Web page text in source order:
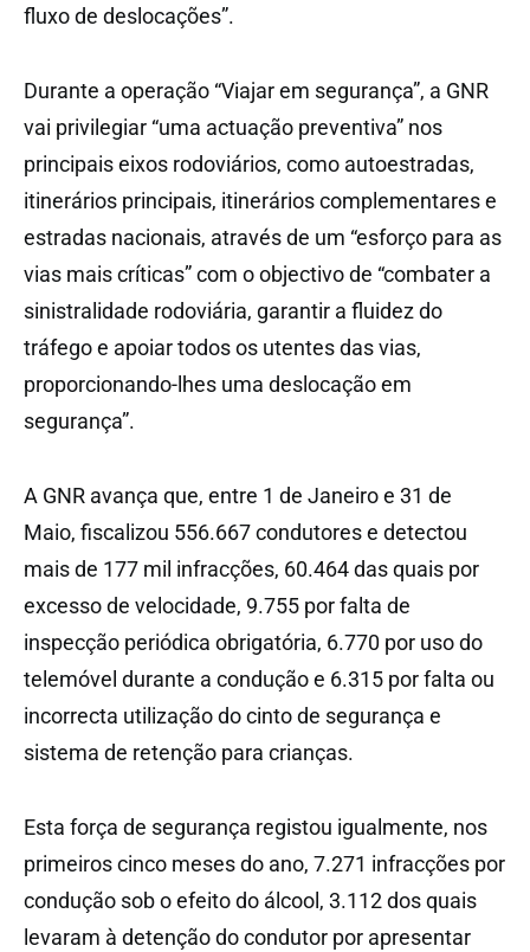
fluxo de deslocações”.
Durante a operação “Viajar em segurança”, a GNR
vai privilegiar “uma actuação preventiva” nos
principais eixos rodoviários, como autoestradas,
itinerários principais, itinerários complementares e
estradas nacionais, através de um “esforço para as
vias mais críticas” com o objectivo de “combater a
sinistralidade rodoviária, garantir a fluidez do
tráfego e apoiar todos os utentes das vias,
proporcionando-lhes uma deslocação em
segurança”.
A GNR avança que, entre 1 de Janeiro e 31 de
Maio, fiscalizou 556.667 condutores e detectou
mais de 177 mil infracções, 60.464 das quais por
excesso de velocidade, 9.755 por falta de
inspecção periódica obrigatória, 6.770 por uso do
telemóvel durante a condução e 6.315 por falta ou
incorrecta utilização do cinto de segurança e
sistema de retenção para crianças.
Esta força de segurança registou igualmente, nos
primeiros cinco meses do ano, 7.271 infracções por
condução sob o efeito do álcool, 3.112 dos quais
levaram à detenção do condutor por apresentar